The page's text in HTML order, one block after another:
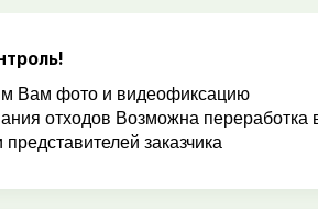
Вам фото и видеофиксацию
отходов Возможна переработка
представителей заказчика